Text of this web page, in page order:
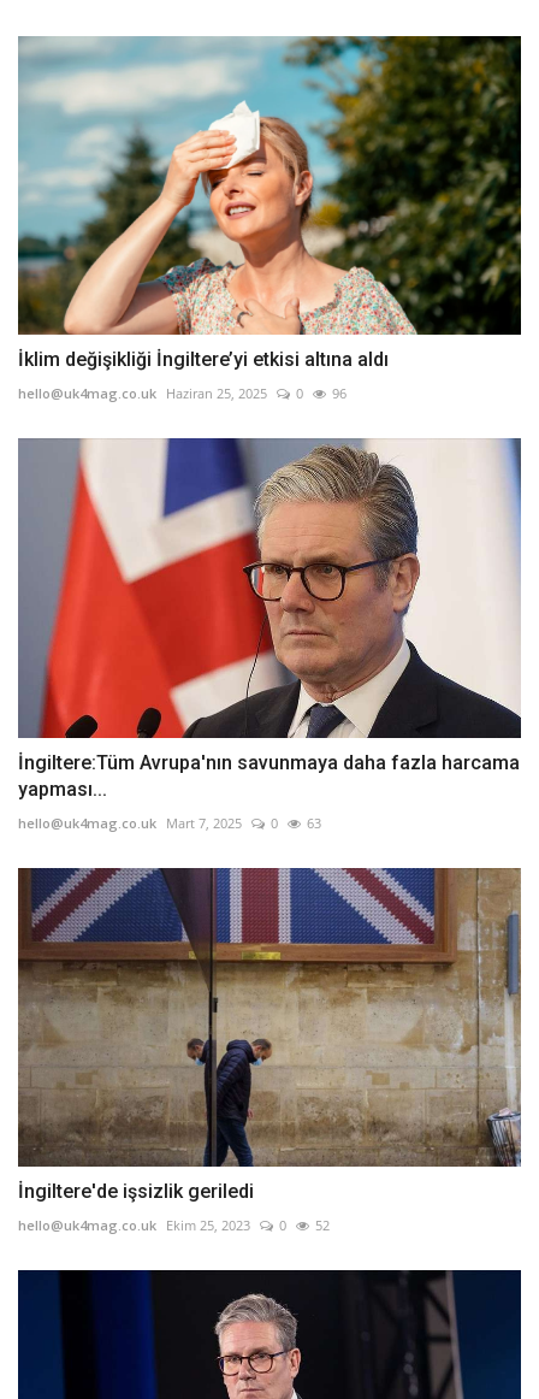
İklim değişikliği İngiltere’yi etkisi altına aldı
hello@uk4mag.co.uk Haziran 25, 2025 0 96
İngiltere:Tüm Avrupa'nın savunmaya daha fazla harcama
yapması...
hello@uk4mag.co.uk Mart 7, 2025 0 63
İngiltere'de işsizlik geriledi
hello@uk4mag.co.uk Ekim 25, 2023 0 52